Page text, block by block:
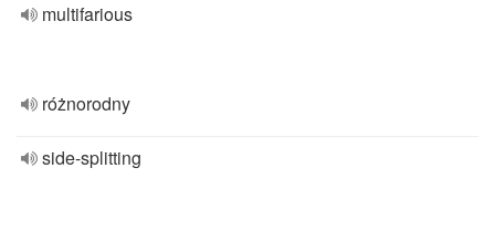
multifarious
różnorodny
side-splitting